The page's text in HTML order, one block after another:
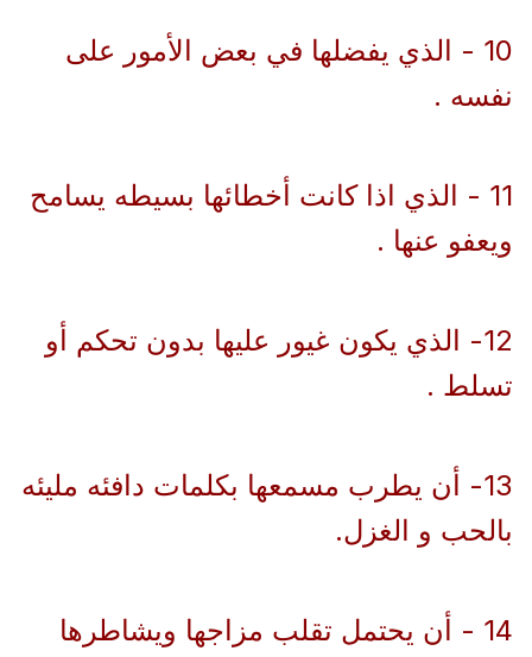
10 - الذي يفضلها في بعض الأمور على
نفسه .
11 - الذي اذا كانت أخطائها بسيطه يسامح
ويعفو عنها .
12- الذي يكون غيور عليها بدون تحكم أو
تسلط .
13- أن يطرب مسمعها بكلمات دافئه مليئه
بالحب و الغزل.
14 - أن يحتمل تقلب مزاجها ويشاطرها